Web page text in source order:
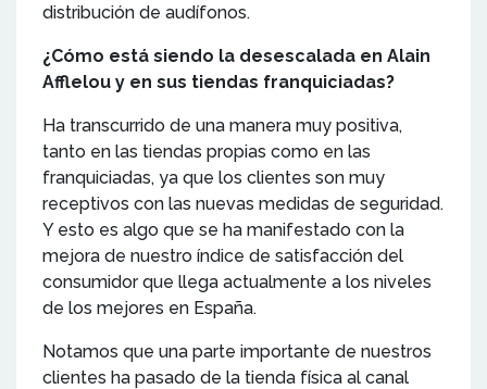
distribución de audífonos.
¿Cómo está siendo la desescalada en Alain
Afflelou y en sus tiendas franquiciadas?
Ha transcurrido de una manera muy positiva,
tanto en las tiendas propias como en las
franquiciadas, ya que los clientes son muy
receptivos con las nuevas medidas de seguridad.
Y esto es algo que se ha manifestado con la
mejora de nuestro índice de satisfacción del
consumidor que llega actualmente a los niveles
de los mejores en España.
Notamos que una parte importante de nuestros
clientes ha pasado de la tienda física al canal